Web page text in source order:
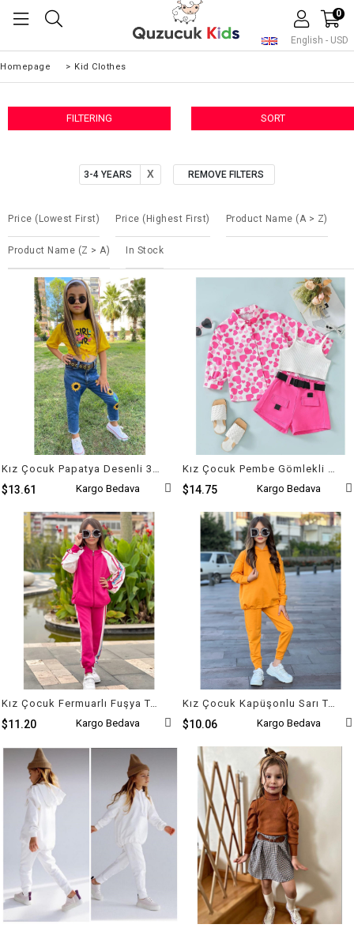
English - USD
0
Homepage > Kid Clothes
FILTERING SORT
3-4 YEARS REMOVE FILTERS
Price (lowest First) Price (highest First) Product Name (A > Z)
Product Name (Z > A) In Stock
Kız Çocuk Papatya Desenli 3'lü Takım
$13.61 Kargo Bedava
Kız Çocuk Pembe Gömlekli 4'lü Takım
$14.75 Kargo Bedava
Kız Çocuk Fermuarlı Fuşya Takım
$11.20 Kargo Bedava
Kız Çocuk Kapüşonlu Sarı Takım
$10.06 Kargo Bedava